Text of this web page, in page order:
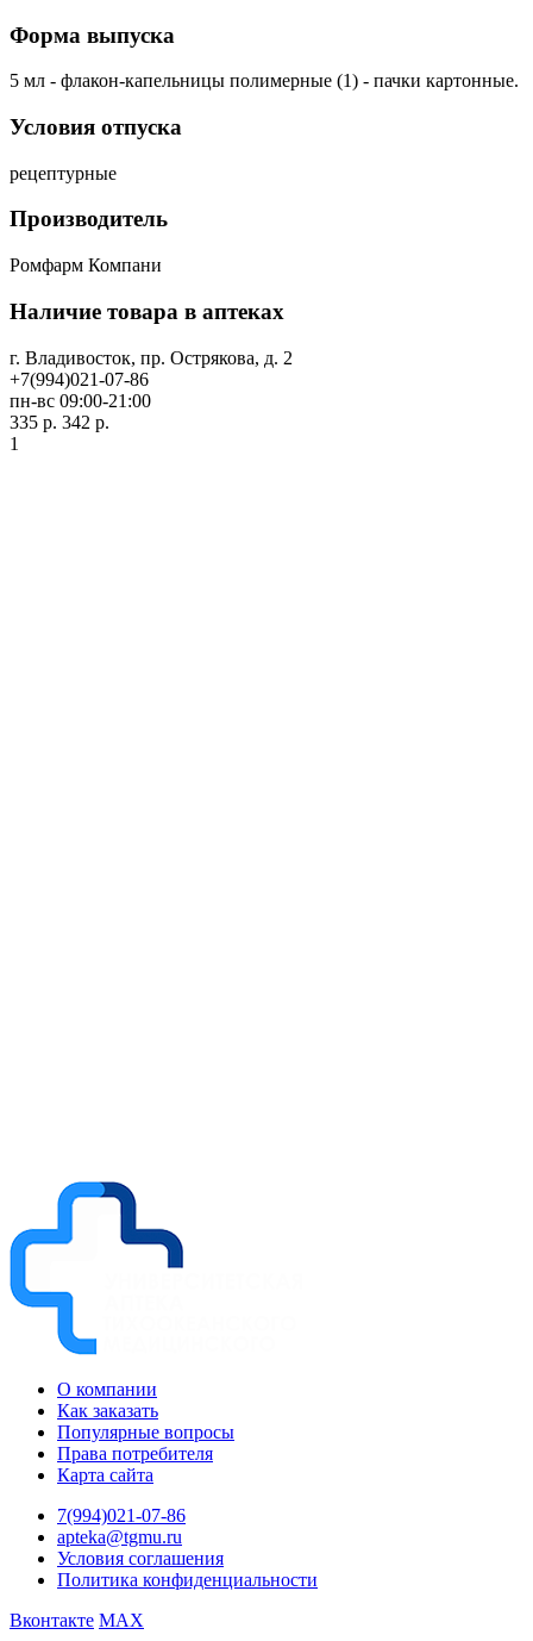
Форма выпуска
5 мл - флакон-капельницы полимерные (1) - пачки картонные.
Условия отпуска
рецептурные
Производитель
Ромфарм Компани
Наличие товара в аптеках
г. Владивосток, пр. Острякова, д. 2
+7(994)021-07-86
пн-вс 09:00-21:00
335 р. 342 р.
1
О компании
Как заказать
Популярные вопросы
Права потребителя
Карта сайта
7(994)021-07-86
apteka@tgmu.ru
Условия соглашения
Политика конфиденциальности
Вконтакте MAX